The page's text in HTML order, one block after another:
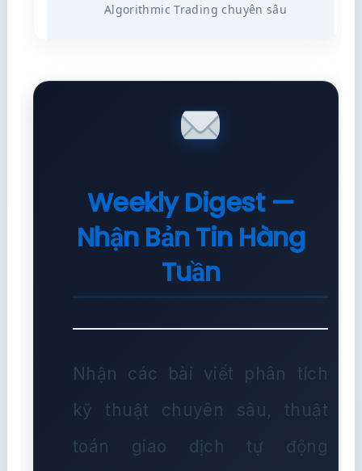
Algorithmic Trading chuyên sâu
Weekly Digest —
Nhận Bản Tin Hàng
Tuần
Nhận các bài viết phân tích
kỹ thuật chuyên sâu, thuật
toán giao dịch tự động